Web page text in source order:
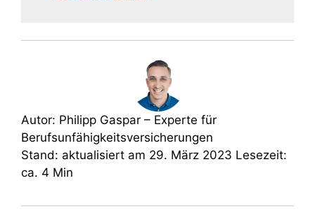
Autor: Philipp Gaspar – Experte für
Berufsunfähigkeitsversicherungen
Stand: aktualisiert am 29. März 2023 Lesezeit:
ca. 4 Min